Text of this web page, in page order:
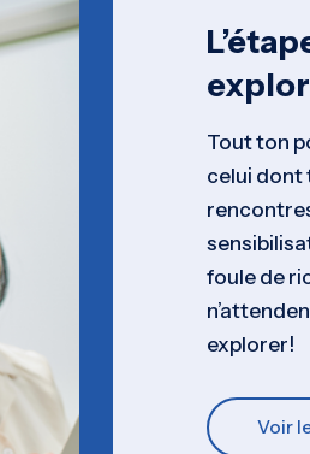
Tout ton
celui dont
foule de
explorer!
Voir